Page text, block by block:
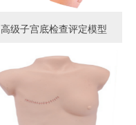
高级子宫底检查评定模型